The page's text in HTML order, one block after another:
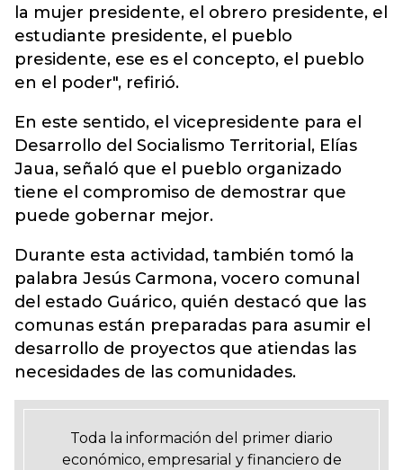
la mujer presidente, el obrero presidente, el
estudiante presidente, el pueblo
presidente, ese es el concepto, el pueblo
en el poder", refirió.
En este sentido, el vicepresidente para el
Desarrollo del Socialismo Territorial, Elías
Jaua, señaló que el pueblo organizado
tiene el compromiso de demostrar que
puede gobernar mejor.
Durante esta actividad, también tomó la
palabra Jesús Carmona, vocero comunal
del estado Guárico, quién destacó que las
comunas están preparadas para asumir el
desarrollo de proyectos que atiendas las
necesidades de las comunidades.
Toda la información del primer diario
económico, empresarial y financiero de